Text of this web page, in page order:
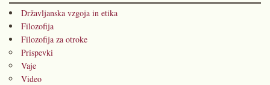
Državljanska vzgoja in etika
Filozofija
Filozofija za otroke
Prispevki
Vaje
Video